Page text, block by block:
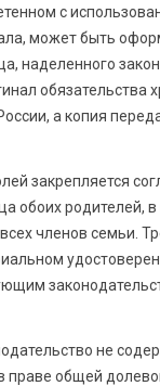
с
может быть
наделенного
обязательства
а копия
закрепляется
обоих родителей,
членов семьи.
не
праве общей